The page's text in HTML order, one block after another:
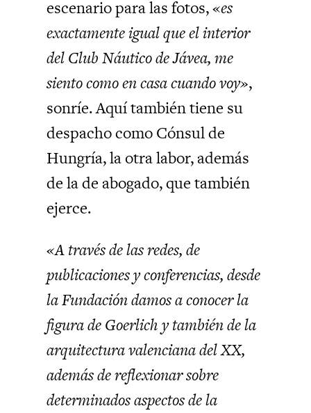
escenario para las fotos, «es
exactamente igual que el interior
del Club Náutico de Jávea, me
siento como en casa cuando voy»,
sonríe. Aquí también tiene su
despacho como Cónsul de
Hungría, la otra labor, además
de la de abogado, que también
ejerce.
«A través de las redes, de
publicaciones y conferencias, desde
la Fundación damos a conocer la
figura de Goerlich y también de la
arquitectura valenciana del XX,
además de reflexionar sobre
determinados aspectos de la